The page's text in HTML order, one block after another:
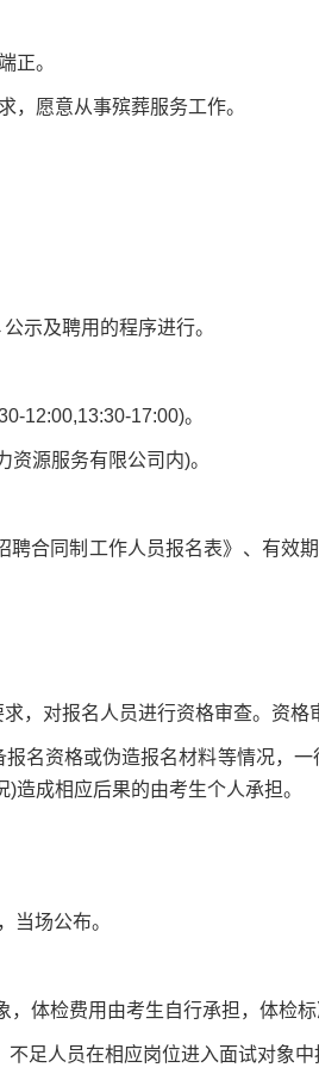
正。
，愿意从事殡葬服务工作。
及聘用的程序进行。
12:00,13:30-17:00)。
源服务有限公司内)。
合同制工作人员报名表》、有效
，对报名人员进行资格审查。资格
名资格或伪造报名材料等情况，
造成相应后果的由考生个人承担。
当场公布。
体检费用由考生自行承担，体检标
足人员在相应岗位进入面试对象中